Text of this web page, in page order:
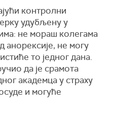
контролни
удубљену у
не мораш колегама
анорексије, не могу
то једног дана.
да је срамота
академца у страху
и могуће